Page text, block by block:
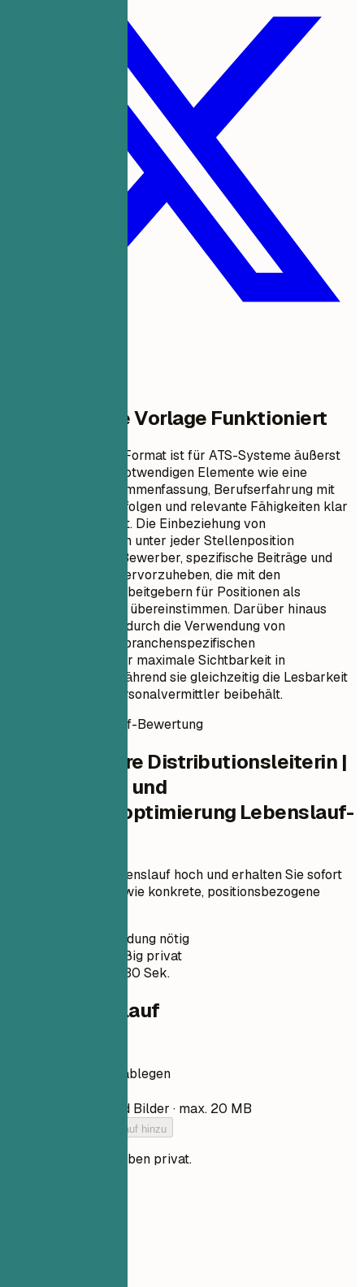
Warum Diese Vorlage Funktioniert
Dieses Lebenslauf-Format ist für ATS-Systeme äußerst
effektiv, da es alle notwendigen Elemente wie eine
professionelle Zusammenfassung, Berufserfahrung mit
quantifizierbaren Erfolgen und relevante Fähigkeiten klar
und prägnant enthält. Die Einbeziehung von
Aufzählungspunkten unter jeder Stellenposition
ermöglicht es dem Bewerber, spezifische Beiträge und
Errungenschaften hervorzuheben, die mit den
Erwartungen von Arbeitgebern für Positionen als
Distributionsleiterin übereinstimmen. Darüber hinaus
sorgt diese Vorlage durch die Verwendung von
Aktionsverben und branchenspezifischen
Schlüsselwörtern für maximale Sichtbarkeit in
Suchalgorithmen, während sie gleichzeitig die Lesbarkeit
für menschliche Personalvermittler beibehält.
Sofortige Lebenslauf-Bewertung
Prüfen Sie Ihre Distributionsleiterin |
Lagerbetrieb und
Lieferkettenoptimierung Lebenslauf-
Laden Sie Ihren Lebenslauf hoch und erhalten Sie sofort
einen ATS-Score sowie konkrete, positionsbezogene
Keine Anmeldung nötig
Standardmäßig privat
Meist unter 30 Sek.
Dein Lebenslauf
Lebenslauf hier ablegen
PDF, DOCX, TXT und Bilder · max. 20 MB
Füge deinen Lebenslauf hinzu
Deine Dateien bleiben privat.